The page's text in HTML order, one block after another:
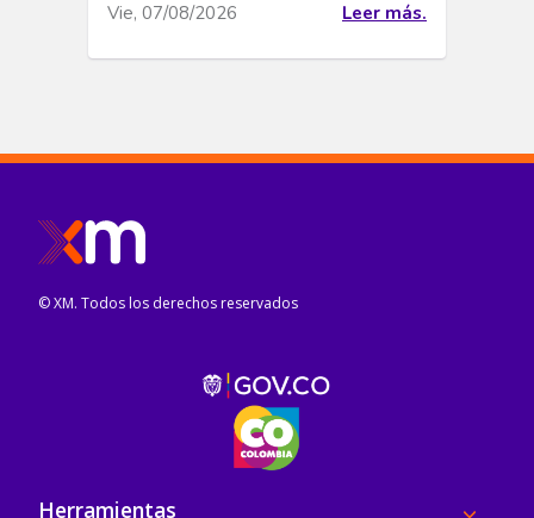
Vie, 07/08/2026 Leer más.
© XM. Todos los derechos reservados
Pie de página
Herramientas